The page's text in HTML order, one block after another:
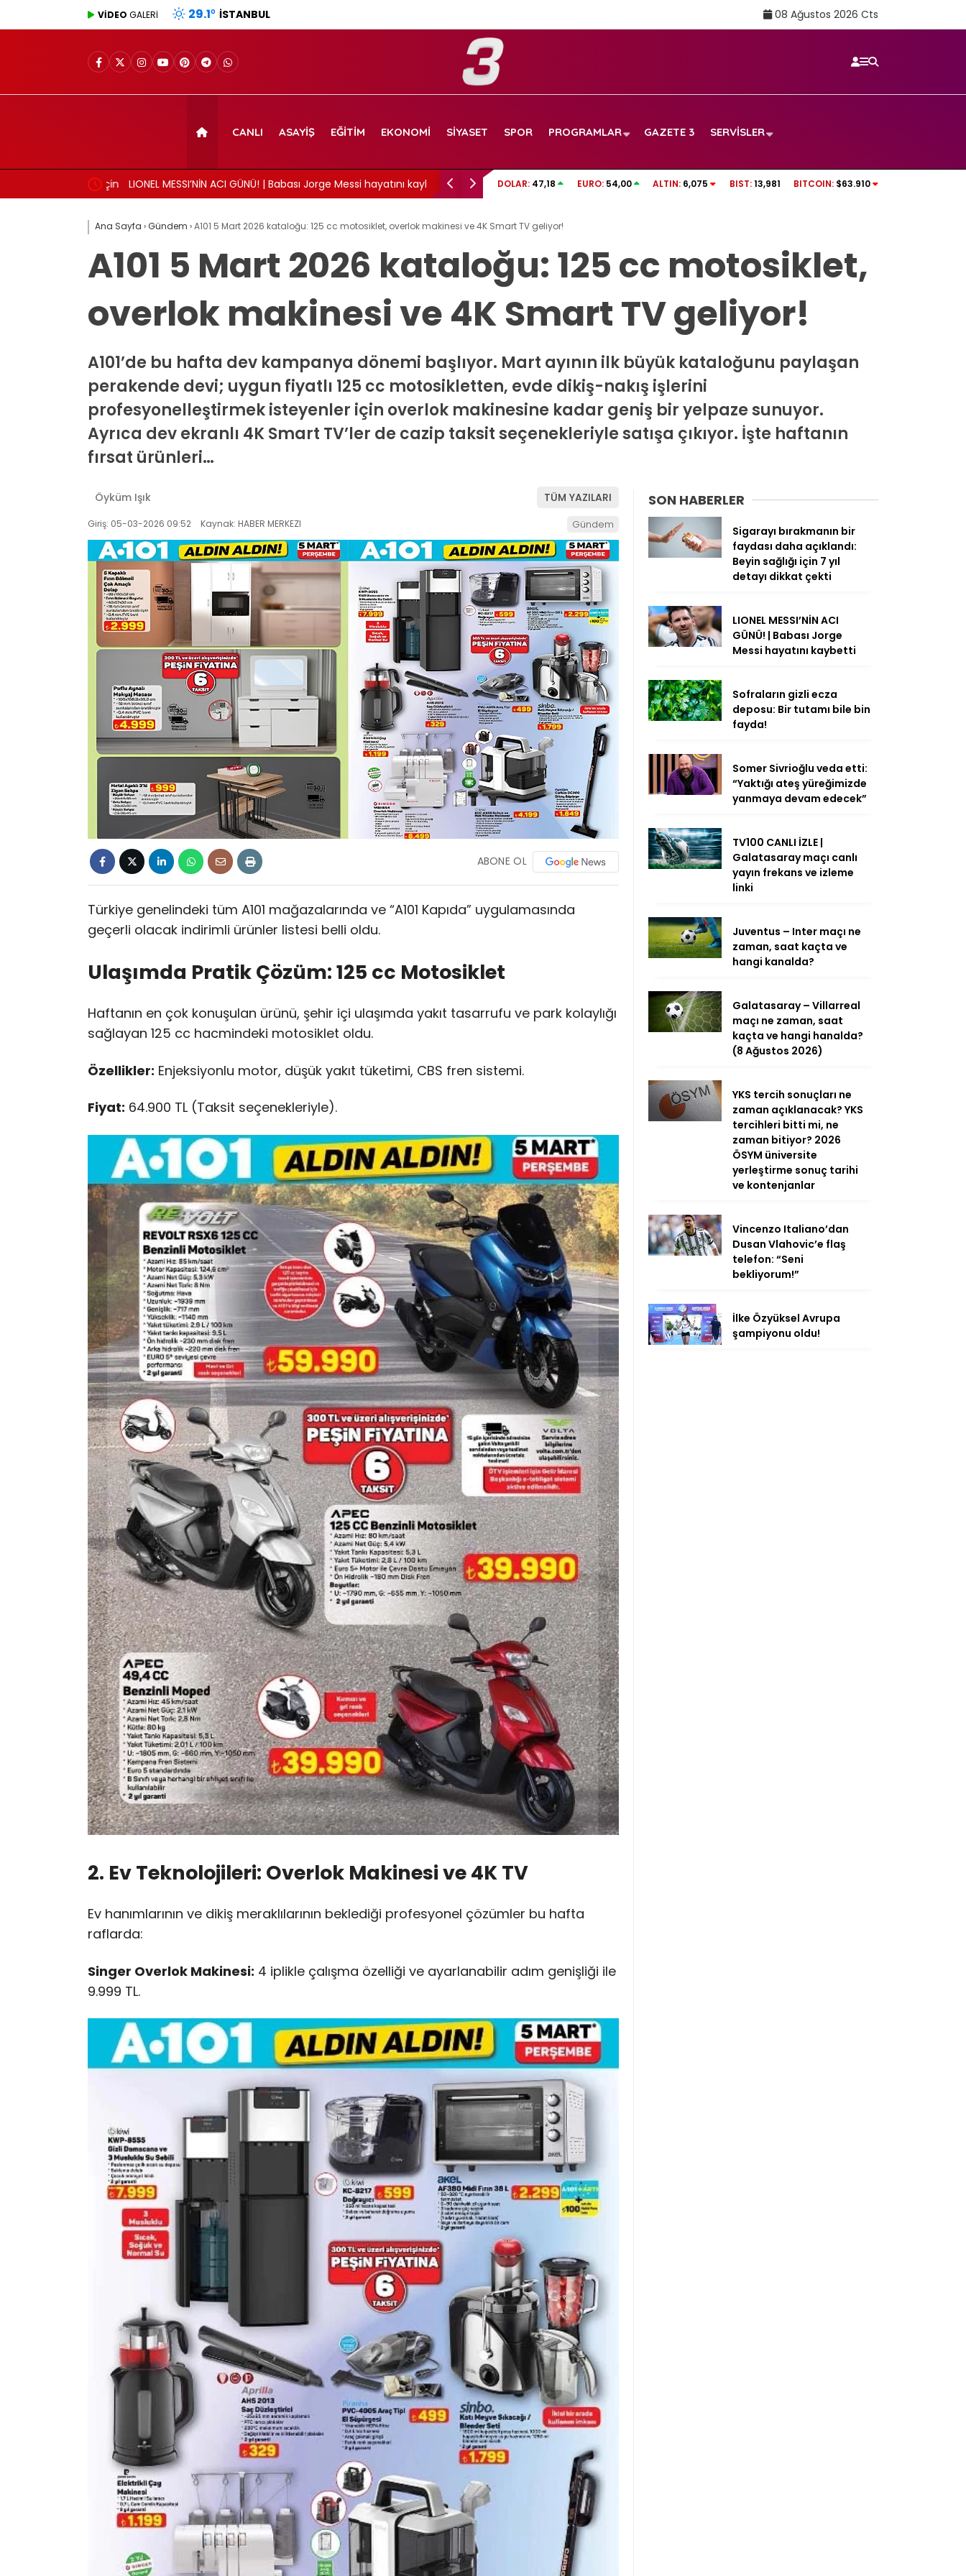
VİDEO GALERİ 29.1° İSTANBUL 08 Ağustos 2026 Cts
CANLI ASAYIŞ EĞITIM EKONOMI SIYASET SPOR PROGRAMLAR GAZETE 3 SERVISLER
Beyin sağlığı için LIONEL MESSI’NİN ACI GÜNÜ! | Babası Jorge Messi hayatını kaybetti
Sigarayı bırakmanın bir faydası daha açıklandı: Beyin sağlığı için
LIONEL MESSI’NİN ACI GÜNÜ! | Babası
DOLAR: 47,18 EURO: 54,00 ALTIN: 6,075 BIST: 13,981 BITCOIN: $63.910
Ana Sayfa ›Gündem ›A101 5 Mart 2026 kataloğu: 125 cc motosiklet, overlok makinesi ve 4K Smart TV geliyor!
A101 5 Mart 2026 kataloğu: 125 cc motosiklet,
overlok makinesi ve 4K Smart TV geliyor!
A101’de bu hafta dev kampanya dönemi başlıyor. Mart ayının ilk büyük kataloğunu paylaşan
perakende devi; uygun fiyatlı 125 cc motosikletten, evde dikiş-nakış işlerini
profesyonelleştirmek isteyenler için overlok makinesine kadar geniş bir yelpaze sunuyor.
Ayrıca dev ekranlı 4K Smart TV’ler de cazip taksit seçenekleriyle satışa çıkıyor. İşte haftanın
fırsat ürünleri…
Öyküm Işık TÜM YAZILARI
Giriş: 05-03-2026 09:52 Kaynak: HABER MERKEZI Gündem
ABONE OL
Türkiye genelindeki tüm A101 mağazalarında ve “A101 Kapıda” uygulamasında
geçerli olacak indirimli ürünler listesi belli oldu.
Ulaşımda Pratik Çözüm: 125 cc Motosiklet
Haftanın en çok konuşulan ürünü, şehir içi ulaşımda yakıt tasarrufu ve park kolaylığı
sağlayan 125 cc hacmindeki motosiklet oldu.
Özellikler: Enjeksiyonlu motor, düşük yakıt tüketimi, CBS fren sistemi.
Fiyat: 64.900 TL (Taksit seçenekleriyle).
2. Ev Teknolojileri: Overlok Makinesi ve 4K TV
Ev hanımlarının ve dikiş meraklılarının beklediği profesyonel çözümler bu hafta
raflarda:
Singer Overlok Makinesi: 4 iplikle çalışma özelliği ve ayarlanabilir adım genişliği ile
9.999 TL.
SON HABERLER
Sigarayı bırakmanın bir
faydası daha açıklandı:
Beyin sağlığı için 7 yıl
detayı dikkat çekti
LIONEL MESSI’NİN ACI
GÜNÜ! | Babası Jorge
Messi hayatını kaybetti
Sofraların gizli ecza
deposu: Bir tutamı bile bin
fayda!
Somer Sivrioğlu veda etti:
“Yaktığı ateş yüreğimizde
yanmaya devam edecek”
TV100 CANLI İZLE |
Galatasaray maçı canlı
yayın frekans ve izleme
linki
Juventus – Inter maçı ne
zaman, saat kaçta ve
hangi kanalda?
Galatasaray – Villarreal
maçı ne zaman, saat
kaçta ve hangi hanalda?
(8 Ağustos 2026)
YKS tercih sonuçları ne
zaman açıklanacak? YKS
tercihleri bitti mi, ne
zaman bitiyor? 2026
ÖSYM üniversite
yerleştirme sonuç tarihi
ve kontenjanlar
Vincenzo Italiano’dan
Dusan Vlahovic’e flaş
telefon: “Seni
bekliyorum!”
İlke Özyüksel Avrupa
şampiyonu oldu!